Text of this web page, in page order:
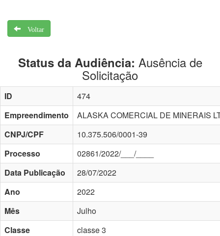
Voltar
Status da Audiência: Ausência de
Solicitação
ID
474
Empreendimento
ALASKA COMERCIAL DE MINERAIS
CNPJ/CPF
10.375.506/0001-39
Processo
02861/2022/___/____
Data Publicação
28/07/2022
Ano
2022
Mês
Julho
Classe
classe 3